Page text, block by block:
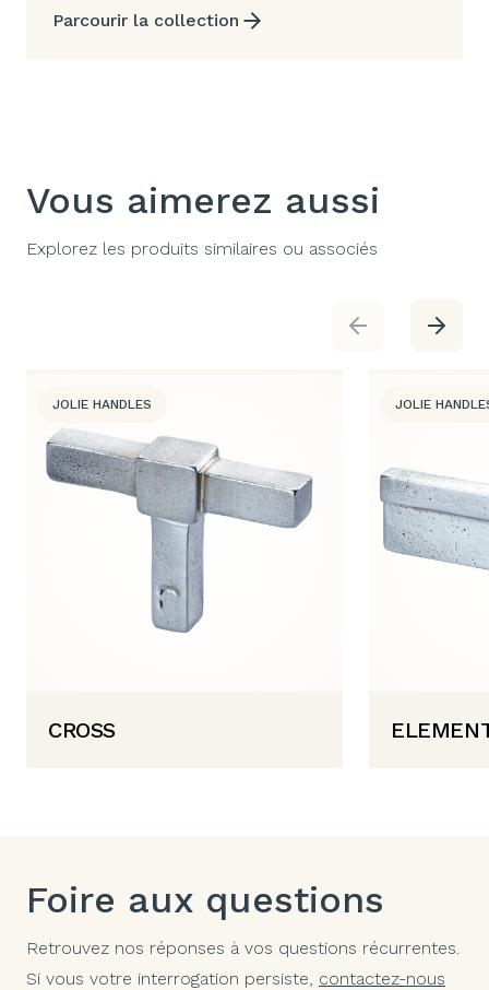
Parcourir la collection
Vous aimerez aussi
Explorez les produits similaires ou associés
JOLIE HANDLES
CROSS
JOLIE
Foire aux questions
Retrouvez nos réponses à vos questions récurrentes.
Si vous votre interrogation persiste, contactez-nous